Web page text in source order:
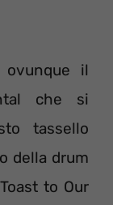
ovunque il
che si
tassello
della drum
to Our